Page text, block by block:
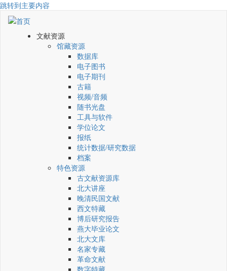
跳转到主要内容
文献资源
馆藏资源
数据库
电子图书
电子期刊
古籍
视频/音频
随书光盘
工具与软件
学位论文
报纸
统计数据/研究数据
档案
特色资源
古文献资源库
北大讲座
晚清民国文献
西文特藏
博后研究报告
燕大毕业论文
北大文库
名家专藏
革命文献